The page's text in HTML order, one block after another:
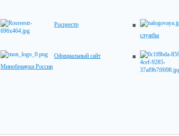
Росреестр
службы
Официальный сайт
Минобрнауки России